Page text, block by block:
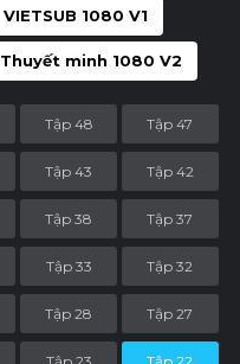
VIETSUB 1080 V1
Thuyết minh 1080 V2
Tập 48 Tập 47
Tập 43 Tập 42
Tập 38 Tập 37
Tập 33 Tập 32
Tập 28 Tập 27
Tập 23 Tập 22